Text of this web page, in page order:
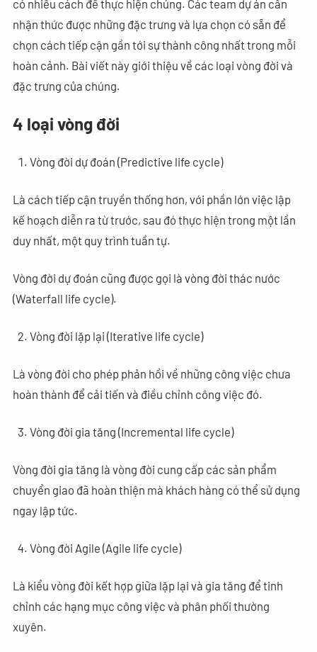
có nhiều cách để thực hiện chúng. Các team dự án cần
nhận thức được những đặc trưng và lựa chọn có sẵn để
chọn cách tiếp cận gần tới sự thành công nhất trong mỗi
hoàn cảnh. Bài viết này giới thiệu về các loại vòng đời và
đặc trưng của chúng.
4 loại vòng đời
Vòng đời dự đoán (Predictive life cycle)
Là cách tiếp cận truyền thống hơn, với phần lớn việc lập
kế hoạch diễn ra từ trước, sau đó thực hiện trong một lần
duy nhất, một quy trình tuần tự.
Vòng đời dự đoán cũng được gọi là vòng đời thác nước
(Waterfall life cycle).
Vòng đời lặp lại (Iterative life cycle)
Là vòng đời cho phép phản hồi về những công việc chưa
hoàn thành để cải tiến và điều chỉnh công việc đó.
Vòng đời gia tăng (Incremental life cycle)
Vòng đời gia tăng là vòng đời cung cấp các sản phẩm
chuyển giao đã hoàn thiện mà khách hàng có thể sử dụng
ngay lập tức.
Vòng đời Agile (Agile life cycle)
Là kiểu vòng đời kết hợp giữa lặp lại và gia tăng để tinh
chỉnh các hạng mục công việc và phân phối thường
xuyên.